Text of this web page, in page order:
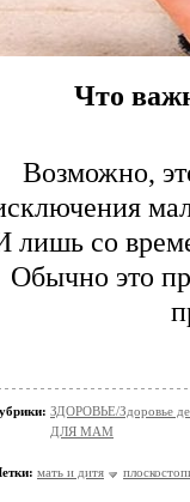
Что
Возможно,
лишь со
Обычно это
ЗДОРОВЬЕ/Здоровье
ДЛЯ МАМ
мать и дитя